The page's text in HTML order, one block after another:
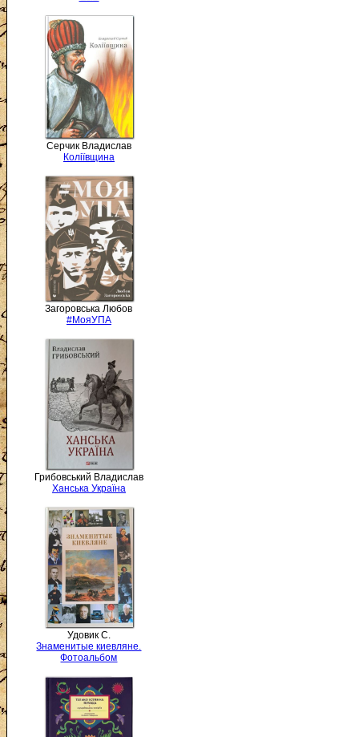
Серчик Владислав
Коліївщина
Загоровська Любов
#МояУПА
Грибовський Владислав
Ханська Україна
Удовик С.
Знаменитые киевляне.
Фотоальбом